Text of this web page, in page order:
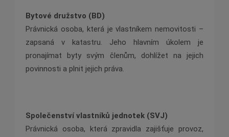
Bytové družstvo (BD)
Právnická osoba, která je vlastníkem nemovitosti –
zapsaná v katastru. Jeho hlavním úkolem je
pronajímat byty svým členům, dohlížet na jejich
povinnosti a plnit jejich práva.
Společenství vlastníků jednotek (SVJ)
Právnická osoba, která zpravidla zajišťuje provoz,